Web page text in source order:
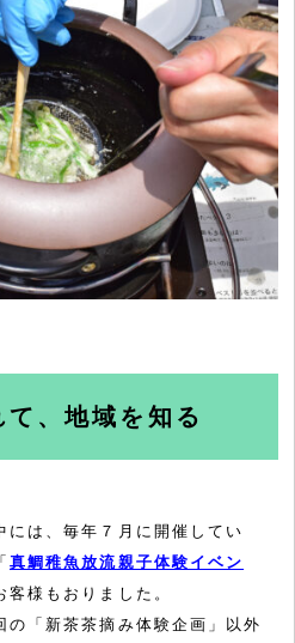
、地域を知る
は、毎年７月に開催してい
真鯛稚魚放流親子体験イベン
様もおりました。
の「新茶茶摘み体験企画」以外